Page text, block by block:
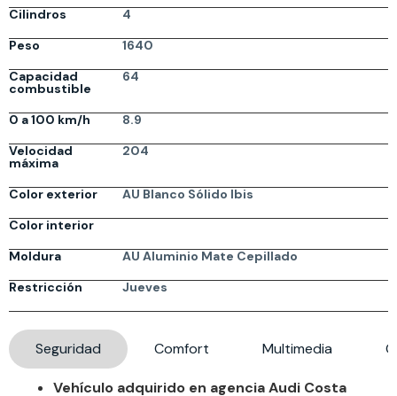
Cilindros
4
Peso
1640
Capacidad
combustible
64
0 a 100 km/h
8.9
Velocidad
máxima
204
Color exterior
AU Blanco Sólido Ibis
Color interior
Moldura
AU Aluminio Mate Cepillado
Restricción
Jueves
Seguridad Comfort Multimedia
Vehículo adquirido en agencia Audi Costa